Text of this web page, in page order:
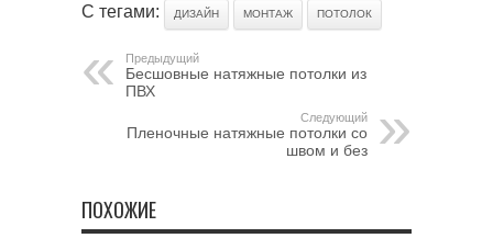
С тегами: ДИЗАЙН МОНТАЖ ПОТОЛОК
Предыдущий
Бесшовные натяжные потолки из
ПВХ
Следующий
Пленочные натяжные потолки со
швом и без
ПОХОЖИЕ